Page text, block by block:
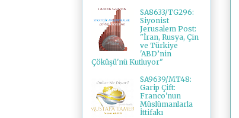
SA8633/TG296:
Siyonist
Jerusalem Post:
"İran, Rusya, Çin
ve Türkiye
'ABD’nin
Çöküşü'nü Kutluyor"
SA9639/MT48:
Garip Çift:
Franco'nun
Müslümanlarla
İttifakı